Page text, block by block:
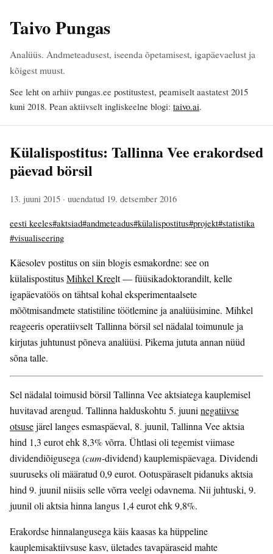
Taivo Pungas
Analüüs. Andmeteadusest, iseenda õpetamisest, igapäevaelust ja
kõigest muust.
See leht on arhiiv pungas.ee postitustest, peamiselt aastatest 2015
kuni 2018. Pean aktiivselt ingliskeelne blogi: taivo.ai.
Külalispostitus: Tallinna Vee erakordsed
päevad börsil
13. juuni 2015 · uuendatud 19. detsember 2016
eesti keeles#aktsiad#andmeteadus#külalispostitus#projekt#statistika
#visualiseering
Käesolev postitus on siin blogis esmakordne: see on
külalispostitusMihkel Kreelt — füüsikadoktorandilt, kelle
igapäevatöös on tähtsal kohal eksperimentaalsete
mõõtmisandmete statistiline töötlemine ja analüüsimine. Mihkel
reageeris operatiivselt Tallinna börsil sel nädalal toimunule ja
kirjutas juhtunust põneva analüüsi. Pikema jututa annan nüüd
sõna talle.
Sel nädalal toimusid börsil Tallinna Vee aktsiatega kauplemisel
huvitavad arengud. Tallinna halduskohtu 5. juuni negatiivse
otsusejärel langes esmaspäeval, 8. juunil, Tallinna Vee aktsia
hind 1,3 eurot ehk 8,3% võrra. Ühtlasi oli tegemist viimase
dividendiõigusega (cum-dividend) kauplemispäevaga. Dividendi
suuruseks oli määratud 0,9 eurot. Ootuspäraselt pidanuks aktsia
hind 9. juunil niisiis selle võrra veelgi odavnema. Nii juhtuski, 9.
juunil oli aktsia hinna langus 1,4 eurot ehk 9,8%.
Erakordse hinnalangusega käis kaasas ka hüppeline
kauplemisaktiivsuse kasv, ületades tavapäraseid mahte